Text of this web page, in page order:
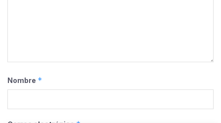
Nombre *